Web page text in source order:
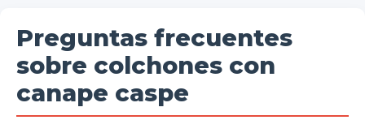
Preguntas frecuentes
sobre colchones con
canape caspe